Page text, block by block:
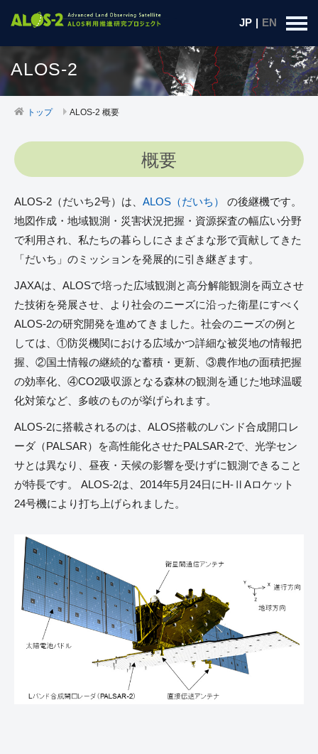
JP | EN
ALOS-2
トップ ALOS-2 概要
概要
ALOS-2（だいち2号）は、 ALOS（だいち）
の後継機です。
地図作成・地域観測・災害状況把握・資源探査の幅広い分野
で利用され、私たちの暮らしにさまざまな形で貢献してきた
「だいち」のミッションを発展的に引き継ぎます。
JAXAは、ALOSで培った広域観測と高分解能観測を両立させ
た技術を発展させ、より社会のニーズに沿った衛星にすべく
ALOS-2の研究開発を進めてきました。社会のニーズの例と
しては、①防災機関における広域かつ詳細な被災地の情報把
握、②国土情報の継続的な蓄積・更新、③農作地の面積把握
の効率化、④CO2吸収源となる森林の観測を通じた地球温暖
化対策など、多岐のものが挙げられます。
ALOS-2に搭載されるのは、ALOS搭載のLバンド合成開口レ
ーダ（PALSAR）を高性能化させたPALSAR-2で、光学セン
サとは異なり、昼夜・天候の影響を受けずに観測できること
が特長です。 ALOS-2は、2014年5月24日にH-ⅡAロケット
24号機により打ち上げられました。